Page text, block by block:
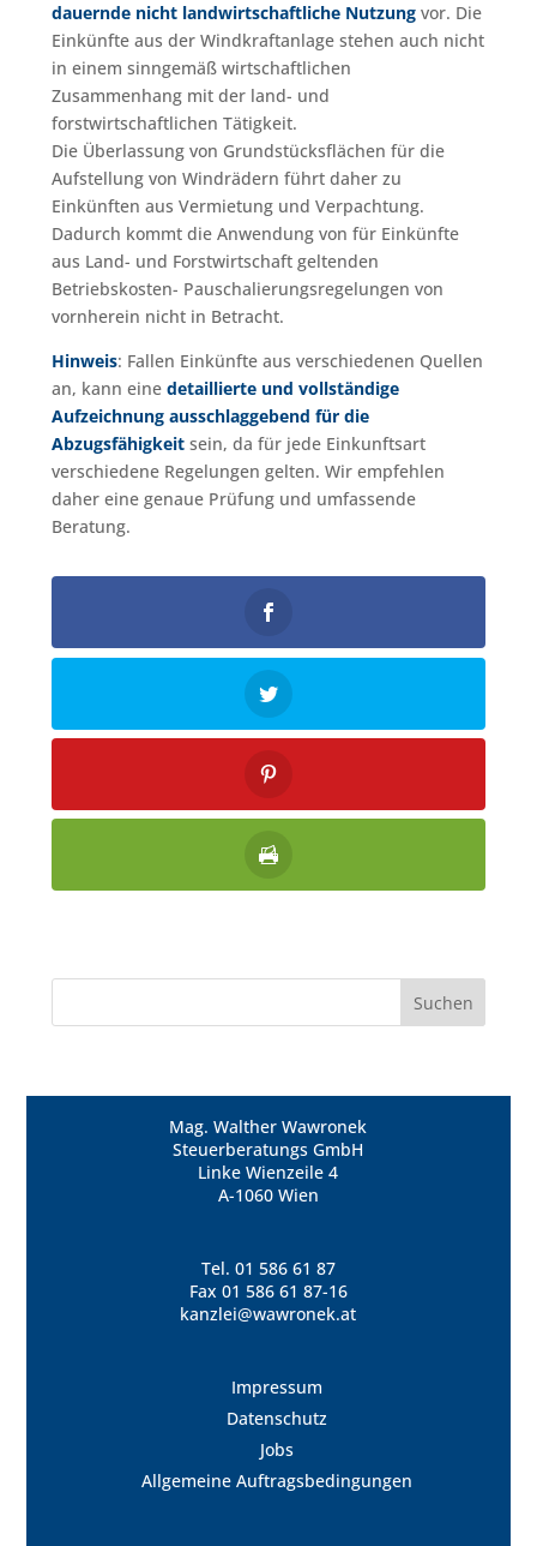
dauernde nicht landwirtschaftliche Nutzungvor. Die
Einkünfte aus der Windkraftanlage stehen auch nicht
in einem sinngemäß wirtschaftlichen
Zusammenhang mit der land- und
forstwirtschaftlichen Tätigkeit.
Die Überlassung von Grundstücksflächen für die
Aufstellung von Windrädern führt daher zu
Einkünften aus Vermietung und Verpachtung.
Dadurch kommt die Anwendung von für Einkünfte
aus Land- und Forstwirtschaft geltenden
Betriebskosten- Pauschalierungsregelungen von
vornherein nicht in Betracht.
Hinweis: Fallen Einkünfte aus verschiedenen Quellen
an, kann eine detaillierte und vollständige
Aufzeichnung ausschlaggebend für die
Abzugsfähigkeitsein, da für jede Einkunftsart
verschiedene Regelungen gelten. Wir empfehlen
daher eine genaue Prüfung und umfassende
Beratung.
Mag. Walther Wawronek
Steuerberatungs GmbH
Linke Wienzeile 4
A-1060 Wien
Tel. 01 586 61 87
Fax 01 586 61 87-16
kanzlei@wawronek.at
Impressum
Datenschutz
Jobs
Allgemeine Auftragsbedingungen